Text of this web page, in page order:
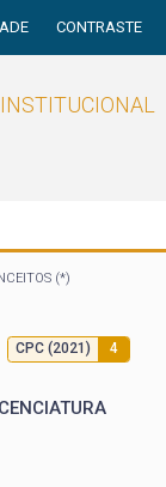
CONTRASTE
(*)
CPC (2021) 4